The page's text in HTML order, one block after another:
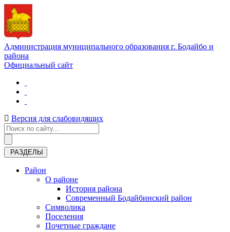
Администрация муниципального образования г. Бодайбо и
района
Официальный сайт
Версия для слабовидящих
РАЗДЕЛЫ
Район
О районе
История района
Современный Бодайбинский район
Символика
Поселения
Почетные граждане